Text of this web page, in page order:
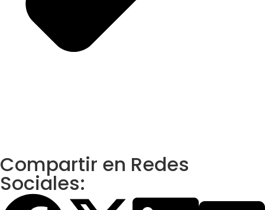
Compartir en Redes
Sociales: